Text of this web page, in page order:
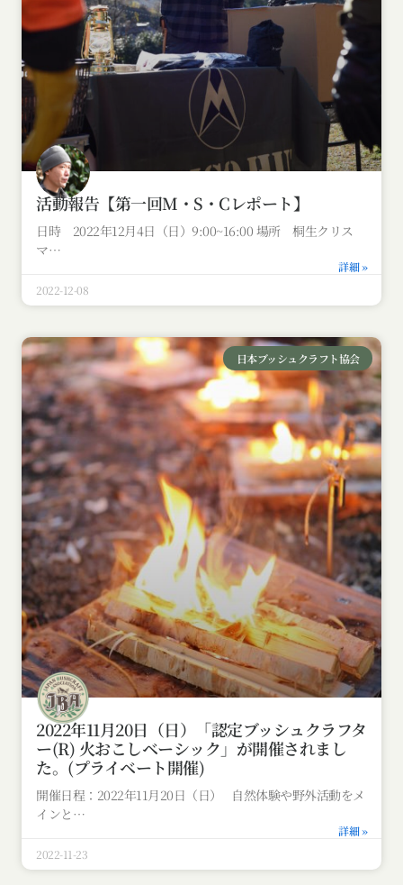
活動報告【第一回M・S・Cレポート】
日時 2022年12月4日（日）9:00~16:00 場所 桐生クリス
マ
詳細 »
2022-12-08
日本ブッシュクラフト協会
2022年11月20日（日）「認定ブッシュクラフタ
ー(R) 火おこしベーシック」が開催されまし
た。(プライベート開催)
開催日程：2022年11月20日（日） 自然体験や野外活動をメ
インと
詳細 »
2022-11-23